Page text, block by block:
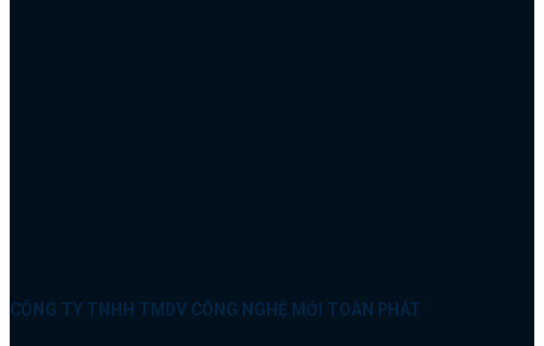
CÔNG TY TNHH TMDV CÔNG NGHỆ MỚI TOÀN PHÁT